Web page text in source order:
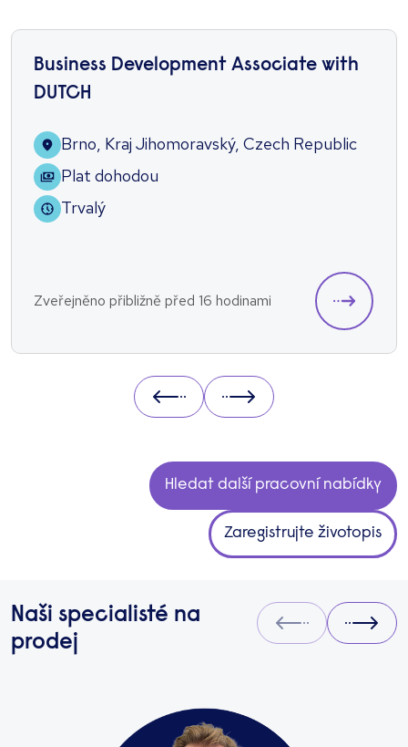
Business Development Associate with
DUTCH
Brno, Kraj Jihomoravský, Czech Republic
Plat dohodou
Trvalý
Zveřejněno přibližně před 16 hodinami
Prev Next
Hledat další pracovní nabídky
Zaregistrujte životopis
Naši specialisté na
prodej
Prev Next